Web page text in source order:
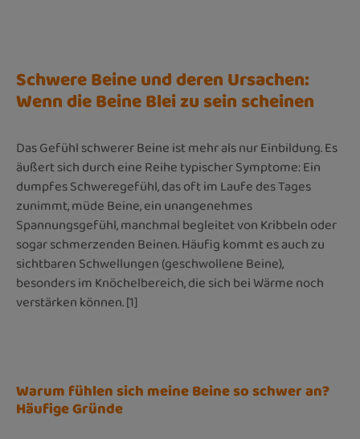
Schwere Beine und deren Ursachen:
Wenn die Beine Blei zu sein scheinen
Das Gefühl schwerer Beine ist mehr als nur Einbildung. Es
äußert sich durch eine Reihe typischer Symptome: Ein
dumpfes Schweregefühl, das oft im Laufe des Tages
zunimmt, müde Beine, ein unangenehmes
Spannungsgefühl, manchmal begleitet von Kribbeln oder
sogar schmerzenden Beinen. Häufig kommt es auch zu
sichtbaren Schwellungen (geschwollene Beine),
besonders im Knöchelbereich, die sich bei Wärme noch
verstärken können.[1]
Warum fühlen sich meine Beine so schwer an?
Häufige Gründe